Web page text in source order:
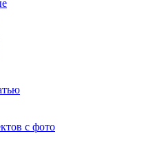
с фото